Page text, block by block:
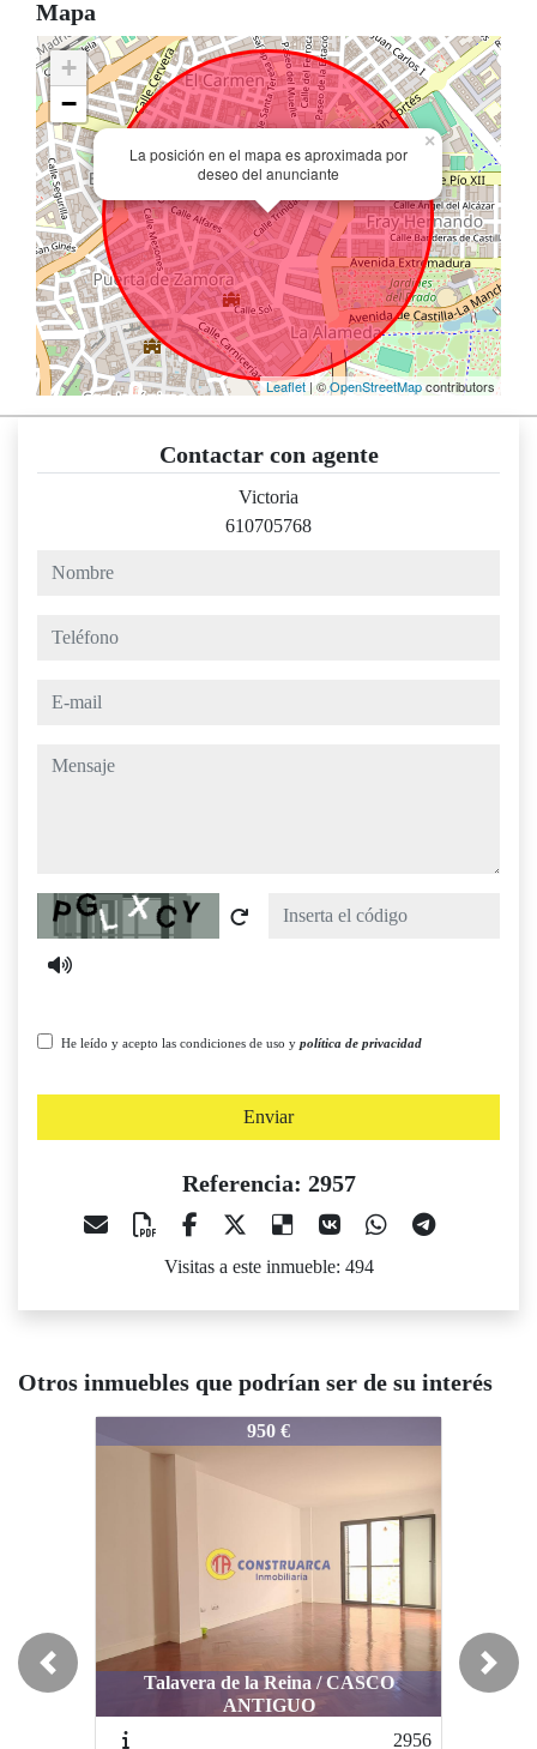
Mapa
La posición en el mapa es aproximada por
deseo del anunciante
×
+
−
Leaflet | ©OpenStreetMapcontributors
Contactar con agente
Victoria
610705768
nombre
teléfono
e-mail
mensaje
Captcha
He leído y acepto las condiciones de uso y política de privacidad
Enviar
Referencia: 2957
Visitas a este inmueble: 494
Otros inmuebles que podrían ser de su interés
Talavera de la Reina / CASCO
750 €
Talavera de la Reina / RENFE
2814
Previous Next